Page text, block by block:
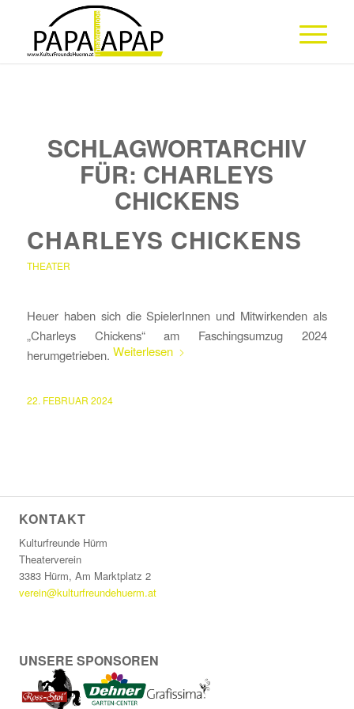
SCHLAGWORTARCHIV
FÜR: CHARLEYS
CHICKENS
CHARLEYS CHICKENS
THEATER
Heuer haben sich die SpielerInnen und Mitwirkenden als
„Charleys Chickens“ am Faschingsumzug 2024
herumgetrieben. Weiterlesen
22. FEBRUAR 2024
KONTAKT
Kulturfreunde Hürm
Theaterverein
3383 Hürm, Am Marktplatz 2
verein@kulturfreundehuerm.at
UNSERE SPONSOREN